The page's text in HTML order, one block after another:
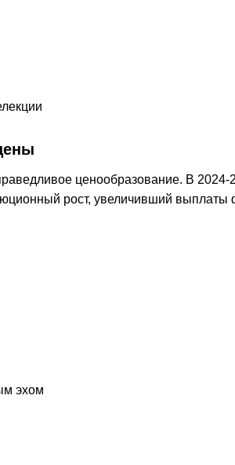
ценообразование. В 2024-
рост, увеличивший
эхом